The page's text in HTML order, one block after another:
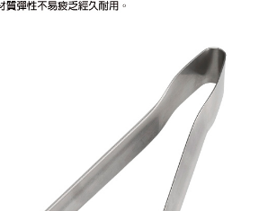
事先徵得法定代理人或監護人之同意方可使用
後付」時，將依據個別帳號之用戶狀況，依本公司即
額度；若仍有額度不足之情形，本公司將視審查結果
帳號或使用他人資訊註冊。若發現惡意使用之情形，
將有權停止該用戶之使用額度並採取法律行動。